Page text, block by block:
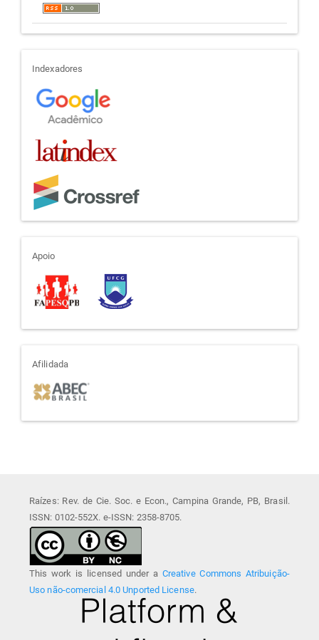
indexadores
Indexadores
apoio
Apoio
afiliada
Afilidada
Raízes: Rev. de Cie. Soc. e Econ., Campina Grande, PB, Brasil.
ISSN: 0102-552X. e-ISSN: 2358-8705.
This work is licensed under a Creative Commons Atribuição-
Uso não-comercial 4.0 Unported License.